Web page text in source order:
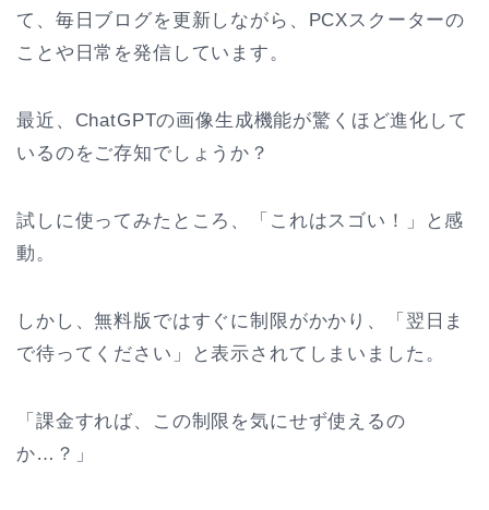
て、毎日ブログを更新しながら、PCXスクーターの
ことや日常を発信しています。
最近、ChatGPTの画像生成機能が驚くほど進化して
いるのをご存知でしょうか？
試しに使ってみたところ、「これはスゴい！」と感
動。
しかし、無料版ではすぐに制限がかかり、「翌日ま
で待ってください」と表示されてしまいました。
「課金すれば、この制限を気にせず使えるの
か…？」